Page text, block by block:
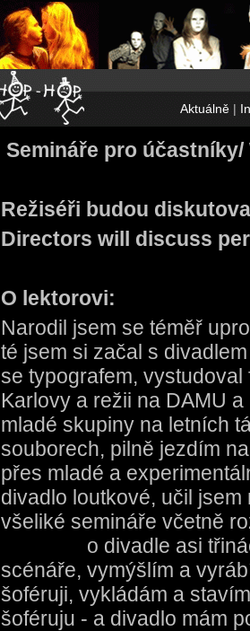
Aktuálně|
Semináře pro
Režiséři budou
Directors will discuss
O lektorovi:
Narodil jsem se téměř
té jsem si začal s
se typografem,
Karlovy a režii na DAMU
mladé skupiny na letních
souborech, pilně jezdím
přes mladé a
divadlo loutkové, učil
všeliké semináře včetně
o divadle asi třináct
scénáře, vymýšlím a
šoféruji, vykládám a
šoféruju - a divadlo mám